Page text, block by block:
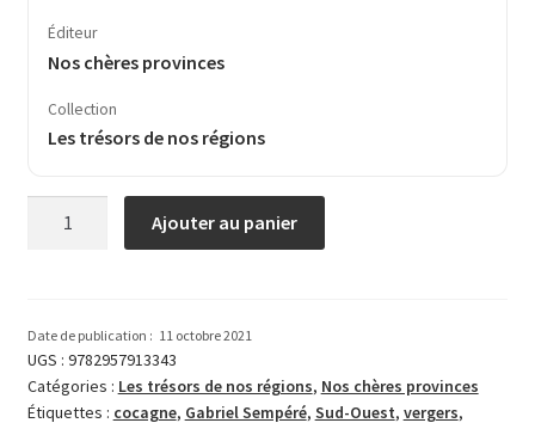
Éditeur
Nos chères provinces
Collection
Les trésors de nos régions
du
Grand
Sud-
Ouest
Ajouter au panier
Date de publication : 11 octobre 2021
UGS : 9782957913343
Catégories : Les trésors de nos régions, Nos chères provinces
Étiquettes : cocagne, Gabriel Sempéré, Sud-Ouest, vergers,